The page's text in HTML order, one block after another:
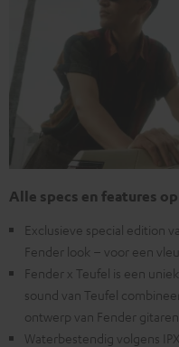
Alle specs en features
Exclusieve special edition
Fender look – voor een
Fender x Teufel is een
sound van Teufel
ontwerp van Fender
Waterbestendig volgens